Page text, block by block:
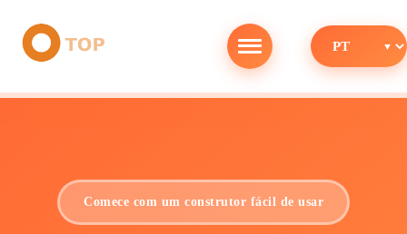
Comece com um construtor fácil de usar